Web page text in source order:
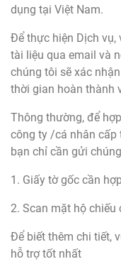
dụng tại Việt Nam.
Để thực hiện Dịch
tài liệu qua email và
chúng tôi sẽ xác
thời gian hoàn thành
Thông thường, để
công ty /cá nhân cấp
bạn chỉ cần gửi
1. Giấy tờ gốc cần
2. Scan mặt hộ chiếu
Để biết thêm chi tiết,
hỗ trợ tốt nhất